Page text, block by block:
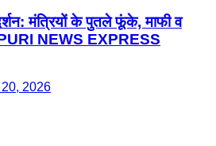
मंत्रियों के पुतले फूंके, माफी व
NEWS EXPRESS
2026